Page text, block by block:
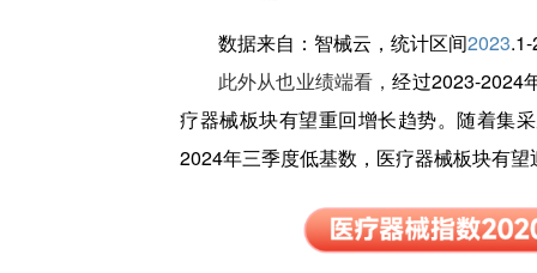
数据来自：智械云，统计区间2023
此外从也业绩端看，经过2023-2024
疗器械板块有望重回增长趋势。随着集
2024年三季度低基数，医疗器械板块有